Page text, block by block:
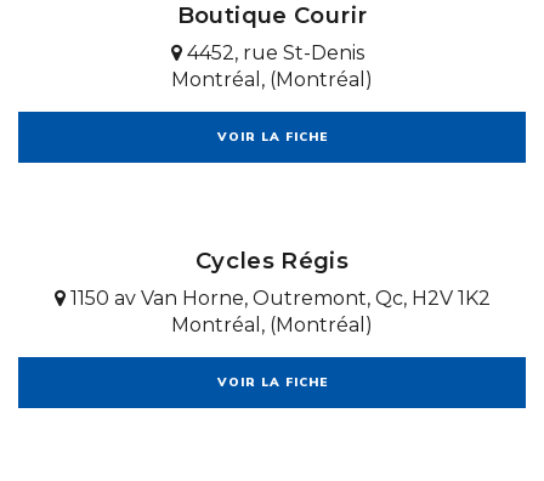
Boutique Courir
4452, rue St-Denis
Montréal, (Montréal)
VOIR LA FICHE
Cycles Régis
1150 av Van Horne, Outremont, Qc, H2V 1K2
Montréal, (Montréal)
VOIR LA FICHE